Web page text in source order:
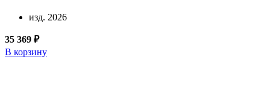
изд. 2026
35 369 ₽
В корзину